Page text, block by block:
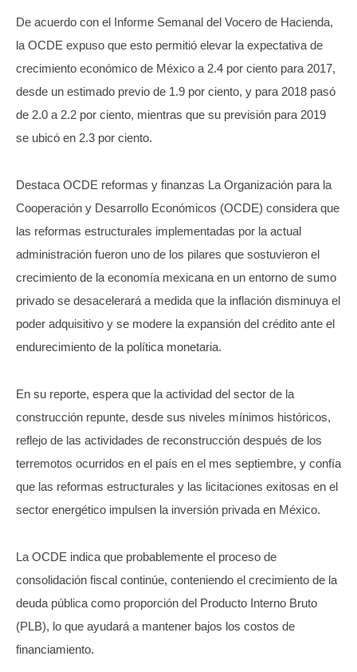
De acuerdo con el Informe Semanal del Vocero de Hacienda,
la OCDE expuso que esto permitió elevar la expectativa de
crecimiento económico de México a 2.4 por ciento para 2017,
desde un estimado previo de 1.9 por ciento, y para 2018 pasó
de 2.0 a 2.2 por ciento, mientras que su previsión para 2019
se ubicó en 2.3 por ciento.
Destaca OCDE reformas y finanzas La Organización para la
Cooperación y Desarrollo Económicos (OCDE) considera que
las reformas estructurales implementadas por la actual
administración fueron uno de los pilares que sostuvieron el
crecimiento de la economía mexicana en un entorno de sumo
privado se desacelerará a medida que la inflación disminuya el
poder adquisitivo y se modere la expansión del crédito ante el
endurecimiento de la política monetaria.
En su reporte, espera que la actividad del sector de la
construcción repunte, desde sus niveles mínimos históricos,
reflejo de las actividades de reconstrucción después de los
terremotos ocurridos en el país en el mes septiembre, y confía
que las reformas estructurales y las licitaciones exitosas en el
sector energético impulsen la inversión privada en México.
La OCDE indica que probablemente el proceso de
consolidación fiscal continúe, conteniendo el crecimiento de la
deuda pública como proporción del Producto Interno Bruto
(PLB), lo que ayudará a mantener bajos los costos de
financiamiento.